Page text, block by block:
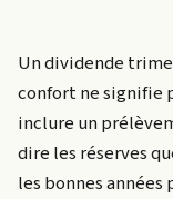
Un dividende
confort ne signifie
inclure un
dire les réserves
les bonnes années